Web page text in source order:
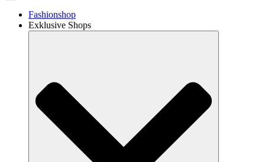
Fashionshop
Exklusive Shops